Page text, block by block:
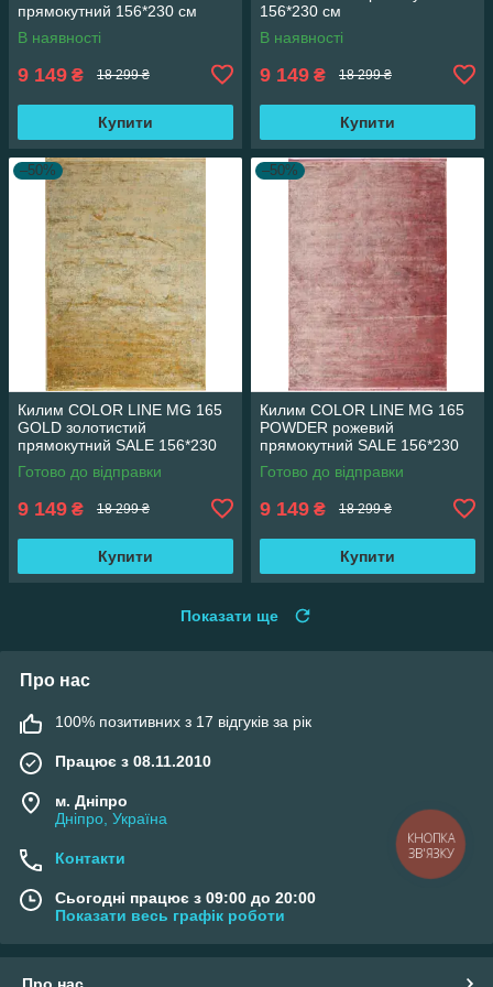
прямокутний 156*230 см
В наявності
9 149 ₴ 18 299 ₴
Купити
156*230 см
В наявності
9 149 ₴ 18 299 ₴
Купити
–50%
Килим COLOR LINE MG 165
GOLD золотистий
прямокутний SALE 156*230
см
Готово до відправки
9 149 ₴ 18 299 ₴
Купити
–50%
Килим COLOR LINE MG 165
POWDER рожевий
прямокутний SALE 156*230
см
Готово до відправки
9 149 ₴ 18 299 ₴
Купити
Показати ще
Про нас
100% позитивних з 17 відгуків за рік
Працює з 08.11.2010
м. Дніпро
Дніпро, Україна
Контакти
Сьогодні працює з 09:00 до 20:00
Показати весь графік роботи
КНОПКА
ЗВ'ЯЗКУ